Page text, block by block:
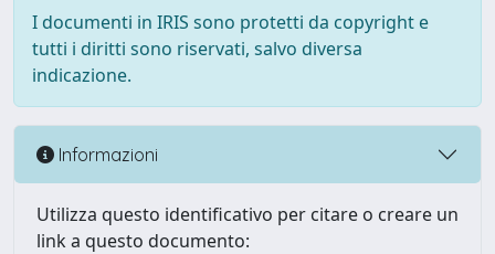
I documenti in IRIS sono protetti da copyright e
tutti i diritti sono riservati, salvo diversa
indicazione.
Informazioni
Utilizza questo identificativo per citare o creare un
link a questo documento: